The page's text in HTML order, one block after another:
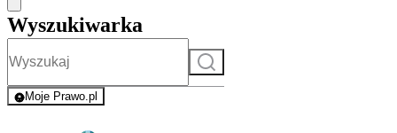
Wyszukiwarka
Szukaj
Moje Prawo.pl
- rejestracja i logowanie do serwisu